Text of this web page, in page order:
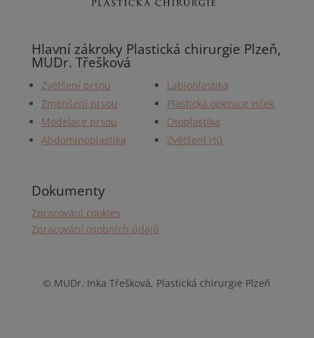
Hlavní zákroky Plastická chirurgie Plzeň,
MUDr. Třešková
Zvětšení prsou
Zmenšení prsou
Modelace prsou
Abdominoplastika
Labioplastika
Plastická operace víček
Otoplastika
Zvětšení rtů
Dokumenty
Zpracování cookies
Zpracování osobních údajů
© MUDr. Inka Třešková, Plastická chirurgie Plzeň